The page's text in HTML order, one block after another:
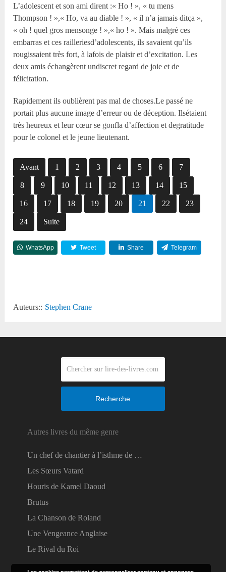
L’adolescent et son ami dirent :« Ho ! », « tu mens
Thompson ! »,« Ho, va au diable ! », « il n’a jamais ditça »,
« oh ! quel gros mensonge ! »,« ho ! ». Mais malgré ces
embarras et ces railleriesd’adolescents, ils savaient qu’ils
rougissaient très fort, à lafois de plaisir et d’excitation. Les
deux amis échangèrent undiscret regard de joie et de
félicitation.
Rapidement ils oublièrent pas mal de choses.Le passé ne
portait plus aucune image d’erreur ou de déception. Ilsétaient
très heureux et leur cœur se gonfla d’affection et degratitude
pour le colonel et le jeune lieutenant.
Avant 1 2 3 4 5 6 7
8 9 10 11 12 13 14 15
16 17 18 19 20 21 22 23
24 Suite
WhatsApp Tweet Share Telegram
Auteurs:: Stephen Crane
Recherche
Autres livres du même genre
Un chef de chantier à l’isthme de …
Les Sœurs Vatard
Houris de Kamel Daoud
Brutus
La Chanson de Roland
Une Vengeance Anglaise
Le Rival du Roi